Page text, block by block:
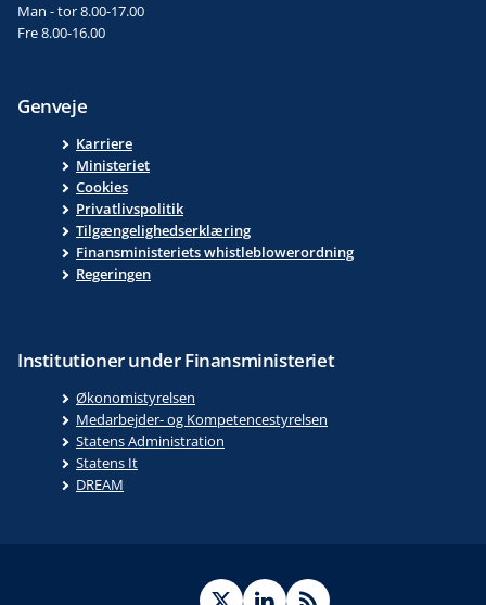
Man - tor 8.00-17.00
Fre 8.00-16.00
Genveje
Karriere
Ministeriet
Cookies
Privatlivspolitik
Tilgængelighedserklæring
Finansministeriets whistleblowerordning
Regeringen
Institutioner under Finansministeriet
Økonomistyrelsen
Medarbejder- og Kompetencestyrelsen
Statens Administration
Statens It
DREAM